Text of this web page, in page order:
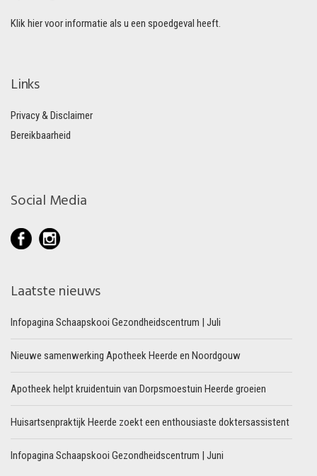
Klik hier voor informatie als u een spoedgeval heeft.
Links
Privacy & Disclaimer
Bereikbaarheid
Social Media
Laatste nieuws
Infopagina Schaapskooi Gezondheidscentrum | Juli
Nieuwe samenwerking Apotheek Heerde en Noordgouw
Apotheek helpt kruidentuin van Dorpsmoestuin Heerde groeien
Huisartsenpraktijk Heerde zoekt een enthousiaste doktersassistent
Infopagina Schaapskooi Gezondheidscentrum | Juni